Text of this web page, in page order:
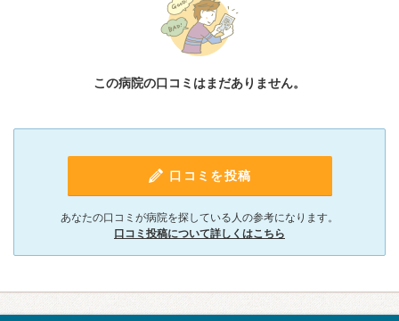
この病院の口コミはまだありません。
口コミを投稿
あなたの口コミが病院を探している人の参考になります。
口コミ投稿について詳しくはこちら